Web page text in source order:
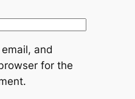
and
for the